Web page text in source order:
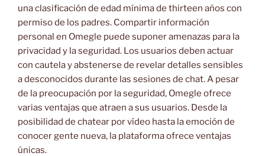
una clasificación de edad mínima de thirteen años con
permiso de los padres. Compartir información
personal en Omegle puede suponer amenazas para la
privacidad y la seguridad. Los usuarios deben actuar
con cautela y abstenerse de revelar detalles sensibles
a desconocidos durante las sesiones de chat. A pesar
de la preocupación por la seguridad, Omegle ofrece
varias ventajas que atraen a sus usuarios. Desde la
posibilidad de chatear por vídeo hasta la emoción de
conocer gente nueva, la plataforma ofrece ventajas
únicas.